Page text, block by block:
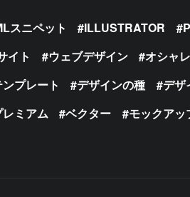
スニペット ILLUSTRATOR
イト ウェブデザイン オシャレ
プレート デザインの種 デザ
ミアム ベクター モックアッ